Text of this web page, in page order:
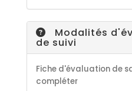
Modalités
de suivi
Fiche d'évaluation de
compléter